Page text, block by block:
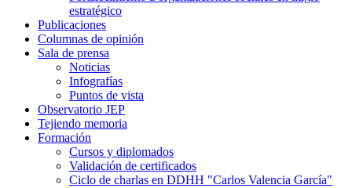
estratégico
Publicaciones
Columnas de opinión
Sala de prensa
Noticias
Infografías
Puntos de vista
Observatorio JEP
Tejiendo memoria
Formación
Cursos y diplomados
Validación de certificados
Ciclo de charlas en DDHH "Carlos Valencia García"